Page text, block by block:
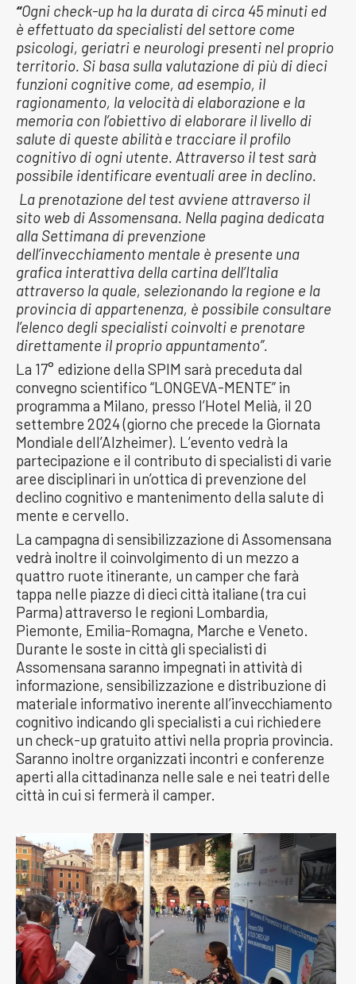
“Ogni check-up ha la durata di circa 45 minuti ed
è effettuato da specialisti del settore come
psicologi, geriatri e neurologi presenti nel proprio
territorio. Si basa sulla valutazione di più di dieci
funzioni cognitive come, ad esempio, il
ragionamento, la velocità di elaborazione e la
memoria con l’obiettivo di elaborare il livello di
salute di queste abilità e tracciare il profilo
cognitivo di ogni utente. Attraverso il test sarà
possibile identificare eventuali aree in declino.
La prenotazione del test avviene attraverso il
sito web di Assomensana. Nella pagina dedicata
alla Settimana di prevenzione
dell’invecchiamento mentale è presente una
grafica interattiva della cartina dell’Italia
attraverso la quale, selezionando la regione e la
provincia di appartenenza, è possibile consultare
l’elenco degli specialisti coinvolti e prenotare
direttamente il proprio appuntamento”.
La 17° edizione della SPIM sarà preceduta dal
convegno scientifico “LONGEVA-MENTE” in
programma a Milano, presso l’Hotel Melià, il 20
settembre 2024 (giorno che precede la Giornata
Mondiale dell’Alzheimer). L’evento vedrà la
partecipazione e il contributo di specialisti di varie
aree disciplinari in un’ottica di prevenzione del
declino cognitivo e mantenimento della salute di
mente e cervello.
La campagna di sensibilizzazione di Assomensana
vedrà inoltre il coinvolgimento di un mezzo a
quattro ruote itinerante, un camper che farà
tappa nelle piazze di dieci città italiane (tra cui
Parma) attraverso le regioni Lombardia,
Piemonte, Emilia-Romagna, Marche e Veneto.
Durante le soste in città gli specialisti di
Assomensana saranno impegnati in attività di
informazione, sensibilizzazione e distribuzione di
materiale informativo inerente all’invecchiamento
cognitivo indicando gli specialisti a cui richiedere
un check-up gratuito attivi nella propria provincia.
Saranno inoltre organizzati incontri e conferenze
aperti alla cittadinanza nelle sale e nei teatri delle
città in cui si fermerà il camper.